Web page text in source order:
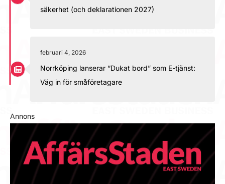
säkerhet (och deklarationen 2027)
februari 4, 2026
Norrköping lanserar “Dukat bord” som E-tjänst:
Väg in för småföretagare
Annons